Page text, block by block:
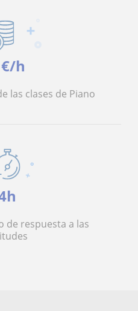
h
las clases de Piano
de respuesta a las